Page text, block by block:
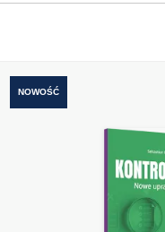
NOWOŚĆ